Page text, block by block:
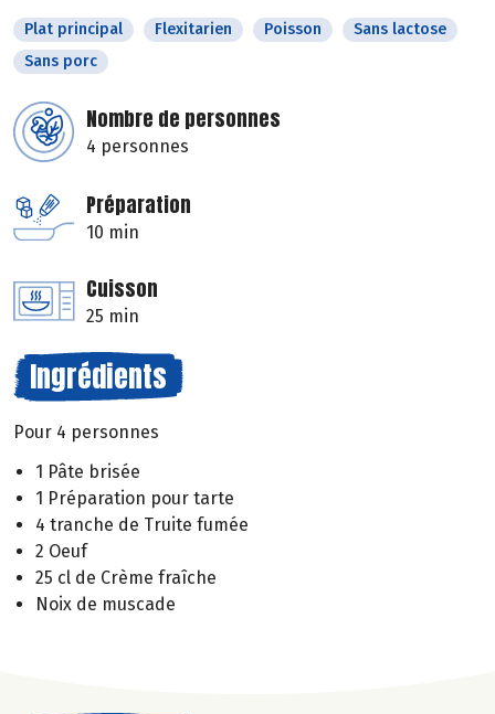
Plat principal Flexitarien Poisson
Sans lactose
Sans porc
Nombre de personnes
4 personnes
Préparation
10 min
Cuisson
25 min
Ingrédients
Pour 4 personnes
1 Pâte brisée
1 Préparation pour tarte
4 tranche de Truite fumée
2 Oeuf
25 cl de Crème fraîche
Noix de muscade